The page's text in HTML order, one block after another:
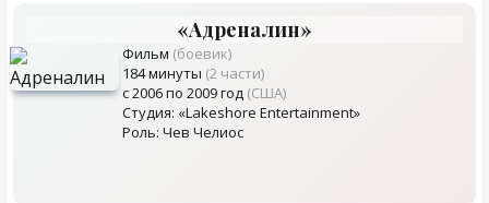
«Адреналин»
Фильм (боевик)
184 минуты (2 части)
с 2006 по 2009 год (США)
Студия: «Lakeshore Entertainment»
Роль: Чев Челиос